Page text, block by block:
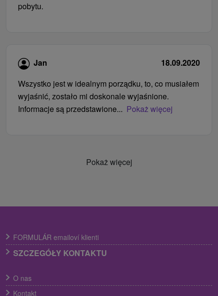
pobytu.
Jan
18.09.2020
Wszystko jest w idealnym porządku, to, co musiałem
wyjaśnić, zostało mi doskonale wyjaśnione.
Informacje są przedstawione... Pokaż więcej
Pokaż więcej
FORMULÁR emailoví klienti
SZCZEGÓŁY KONTAKTU
O nas
Kontakt